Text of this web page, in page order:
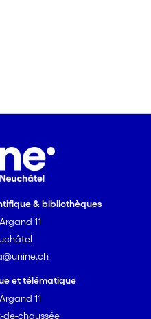
& bibliothèques
11
et télématique
11
de-chaussée